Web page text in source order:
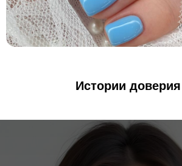
Истории доверия